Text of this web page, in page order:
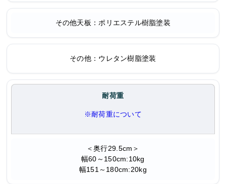
その他天板：ポリエステル樹脂塗装
その他：ウレタン樹脂塗装
耐荷重
※耐荷重について
＜奥行29.5cm＞
幅60～150cm:10kg
幅151～180cm:20kg